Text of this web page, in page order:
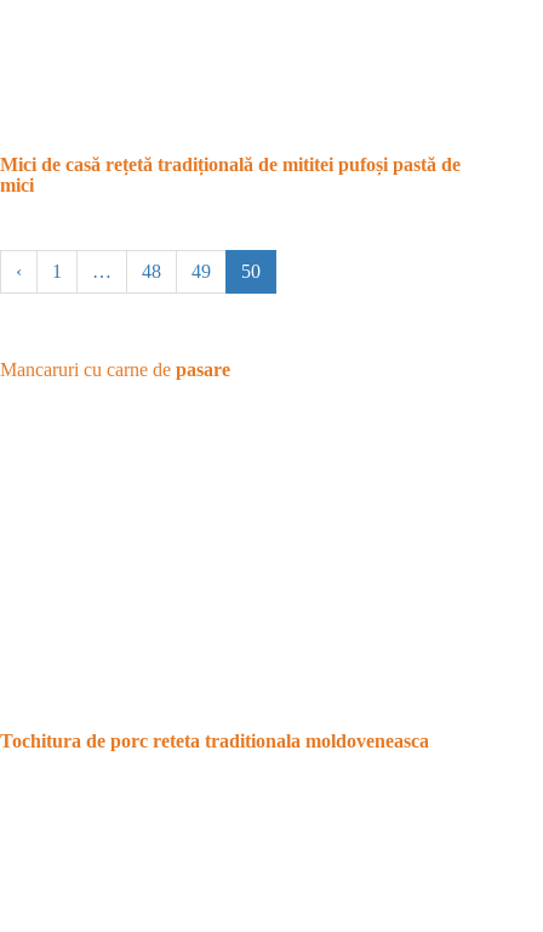
Mici de casă rețetă tradițională de mititei pufoși pastă de
mici
‹ 1 … 48 49 50
Mancaruri cu carne de pasare
Tochitura de porc reteta traditionala moldoveneasca